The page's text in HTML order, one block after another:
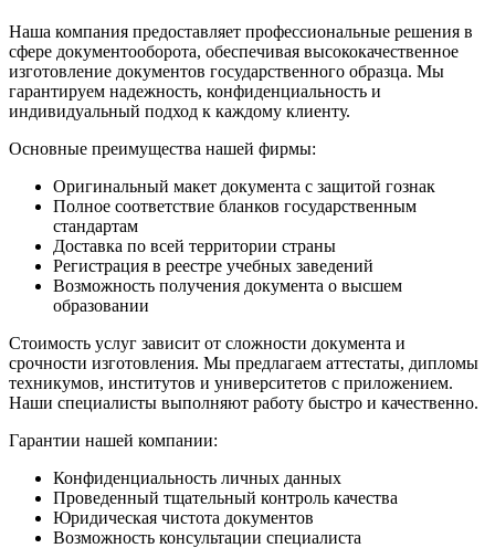
Наша компания предоставляет профессиональные решения в
сфере документооборота, обеспечивая высококачественное
изготовление документов государственного образца. Мы
гарантируем надежность, конфиденциальность и
индивидуальный подход к каждому клиенту.
Основные преимущества нашей фирмы:
Оригинальный макет документа с защитой гознак
Полное соответствие бланков государственным
стандартам
Доставка по всей территории страны
Регистрация в реестре учебных заведений
Возможность получения документа о высшем
образовании
Стоимость услуг зависит от сложности документа и
срочности изготовления. Мы предлагаем аттестаты, дипломы
техникумов, институтов и университетов с приложением.
Наши специалисты выполняют работу быстро и качественно.
Гарантии нашей компании:
Конфиденциальность личных данных
Проведенный тщательный контроль качества
Юридическая чистота документов
Возможность консультации специалиста